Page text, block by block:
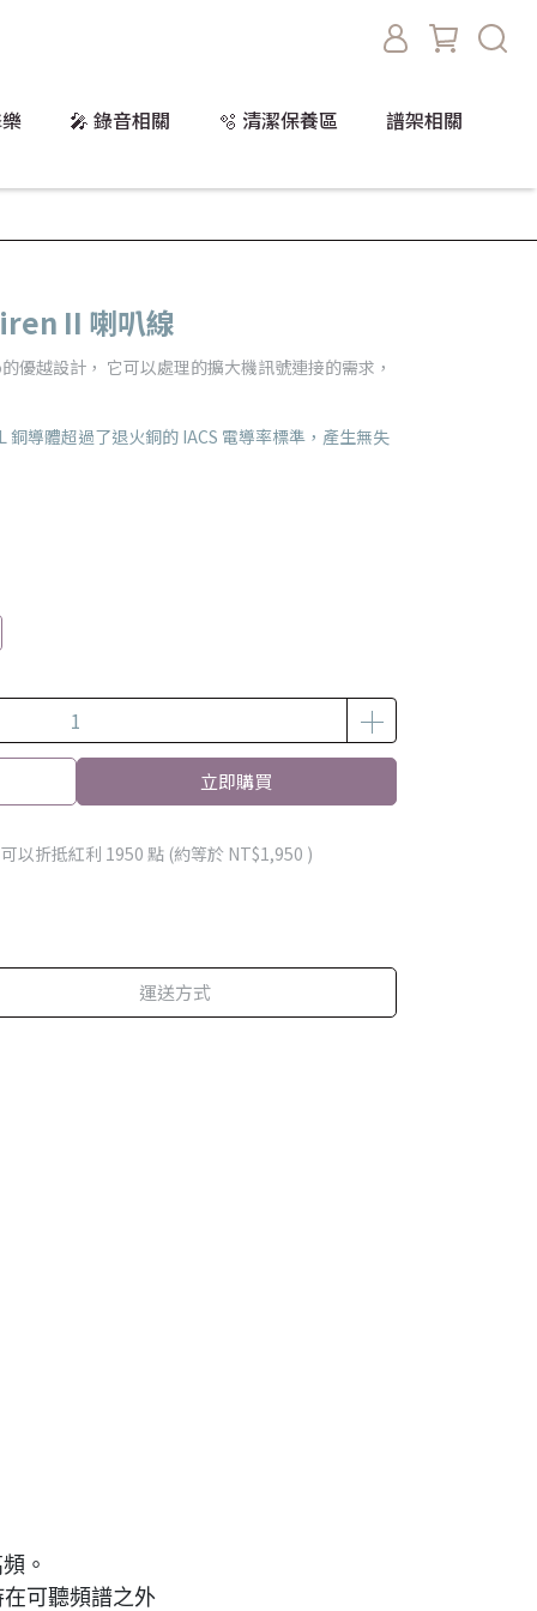
🎤 錄音相關 🫧 清潔保養區
譜架相關
II 喇叭線
優越設計， 它可以處理的擴大機訊號連接的需求，
導體超過了退火銅的 IACS 電導率標準，產生無失
立即購買
以折抵紅利 1950 點 (約等於 NT$1,950 )
運送方式
。
可聽頻譜之外